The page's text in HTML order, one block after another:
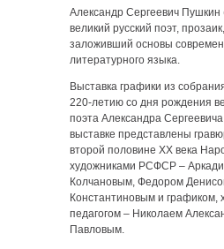
Александр Сергеевич
великий русский поэт,
заложивший основы
литературного языка.
Выставка графики из
220-летию со дня рождения
поэта Александра
выставке представлены
второй половине ХХ века
художниками РСФСР –
Колчановым, Федором
Константиновым и графиком,
педагогом – Николаем
Павловым.